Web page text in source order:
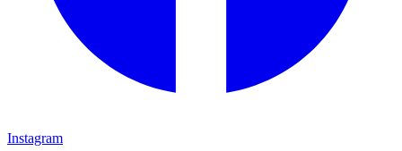
Instagram